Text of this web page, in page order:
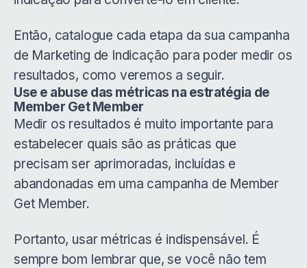
Então, catalogue cada etapa da sua campanha
de Marketing de Indicação para poder medir os
resultados, como veremos a seguir.
Use e abuse das métricas na estratégia de
Member Get Member
Medir os resultados é muito importante para
estabelecer quais são as práticas que
precisam ser aprimoradas, incluídas e
abandonadas em uma campanha de Member
Get Member.
Portanto, usar métricas é indispensável. É
sempre bom lembrar que, se você não tem